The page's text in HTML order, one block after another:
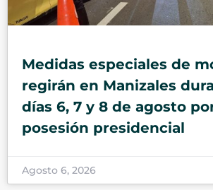
Medidas especiales de
regirán en Manizales
días 6, 7 y 8 de agosto
posesión presidencial
Agosto 6, 2026